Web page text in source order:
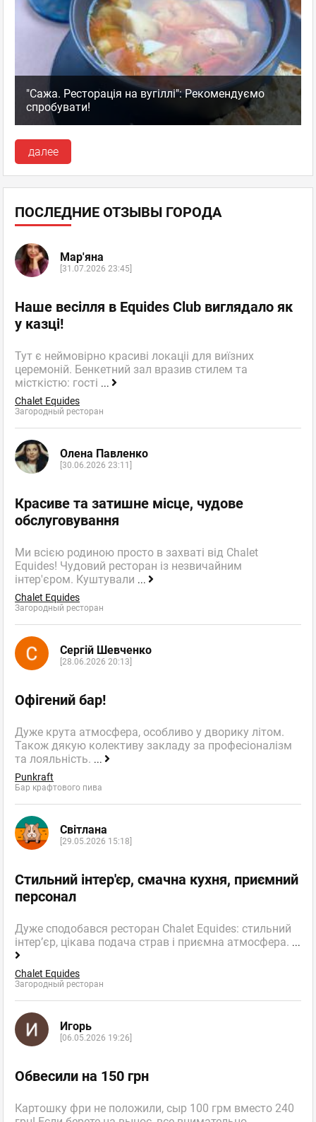
"Сажа. Ресторація на вугіллі": Рекомендуємо
спробувати!
далее
ПОСЛЕДНИЕ ОТЗЫВЫ ГОРОДА
Мар'яна
[31.07.2026 23:45]
Наше весілля в Equides Club виглядало як
у казці!
Тут є неймовірно красиві локаціі для виїзних
церемоній. Бенкетний зал вразив стилем та
місткістю: гості ...
Chalet Equides
Загородный ресторан
Олена Павленко
[30.06.2026 23:11]
Красиве та затишне місце, чудове
обслуговування
Ми всією родиною просто в захваті від Chalet
Equides! Чудовий ресторан із незвичайним
інтер'єром. Куштували ...
Chalet Equides
Загородный ресторан
Сергій Шевченко
[28.06.2026 20:13]
Офігений бар!
Дуже крута атмосфера, особливо у дворику літом.
Також дякую колективу закладу за професіоналізм
та лояльність. ...
Punkraft
Бар крафтового пива
Світлана
[29.05.2026 15:18]
Стильний інтер'єр, смачна кухня, приємний
персонал
Дуже сподобався ресторан Chalet Equides: стильний
інтер’єр, цікава подача страв і приємна атмосфера. ...
Chalet Equides
Загородный ресторан
Игорь
[06.05.2026 19:26]
Обвесили на 150 грн
Картошку фри не положили, сыр 100 грм вместо 240